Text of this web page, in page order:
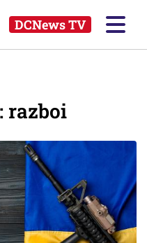
DCNews TV
razboi